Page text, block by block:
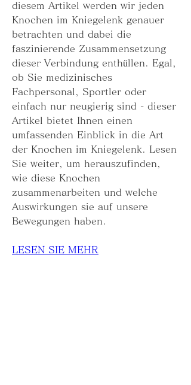
diesem Artikel werden wir jeden
Knochen im Kniegelenk genauer
betrachten und dabei die
faszinierende Zusammensetzung
dieser Verbindung enthüllen. Egal,
ob Sie medizinisches
Fachpersonal, Sportler oder
einfach nur neugierig sind - dieser
Artikel bietet Ihnen einen
umfassenden Einblick in die Art
der Knochen im Kniegelenk. Lesen
Sie weiter, um herauszufinden,
wie diese Knochen
zusammenarbeiten und welche
Auswirkungen sie auf unsere
Bewegungen haben.
LESEN SIE MEHR